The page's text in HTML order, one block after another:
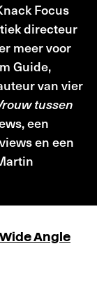
Focus
directeur
meer voor
Guide,
van vier
tussen
een
en een
Wide Angle